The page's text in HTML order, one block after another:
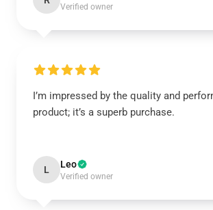
Verified owner
I’m impressed by the quality and
product; it’s a superb purchase.
L Leo
Verified owner